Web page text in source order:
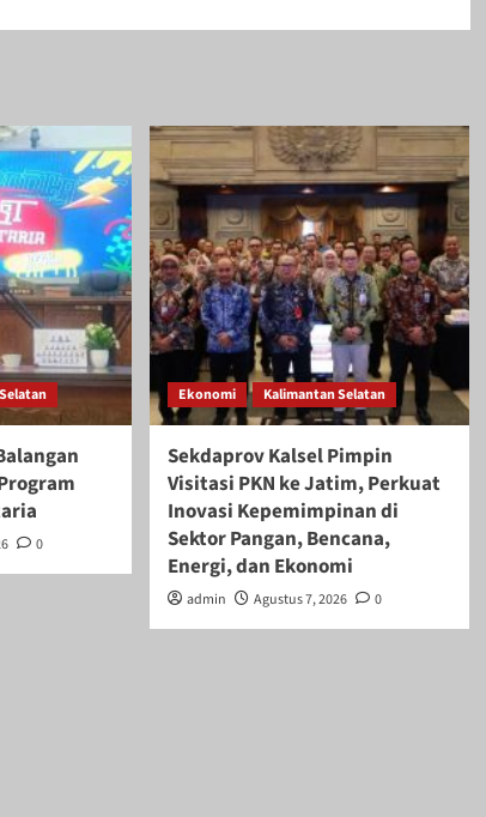
0
Ekonomi Kalimantan Selatan
Sekdaprov Kalsel Pimpin
Visitasi PKN ke Jatim, Perkuat
Inovasi Kepemimpinan di
Sektor Pangan, Bencana,
Energi, dan Ekonomi
admin Agustus 7, 2026 0